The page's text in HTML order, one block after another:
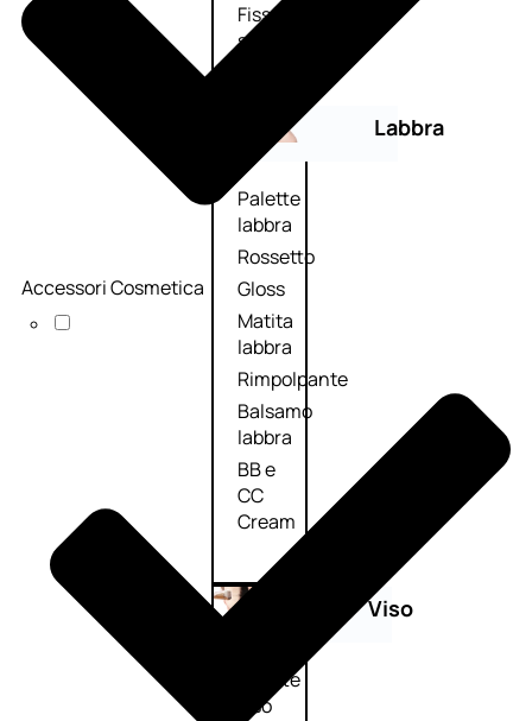
Fissante
sopracciglia
Labbra
Palette
labbra
Rossetto
Gloss
Matita
labbra
Rimpolpante
Balsamo
labbra
BB e
CC
Cream
Viso
Palette
viso
Accessori Cosmetica